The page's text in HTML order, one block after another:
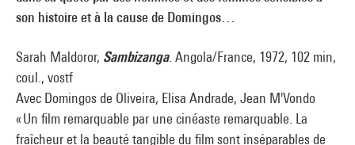
son histoire et à la cause de Domingos…
Sarah Maldoror, Sambizanga. Angola/France, 1972, 102 min,
coul., vostf
Avec Domingos de Oliveira, Elisa Andrade, Jean M'Vondo
« Un film remarquable par une cinéaste remarquable. La
fraîcheur et la beauté tangible du film sont inséparables de